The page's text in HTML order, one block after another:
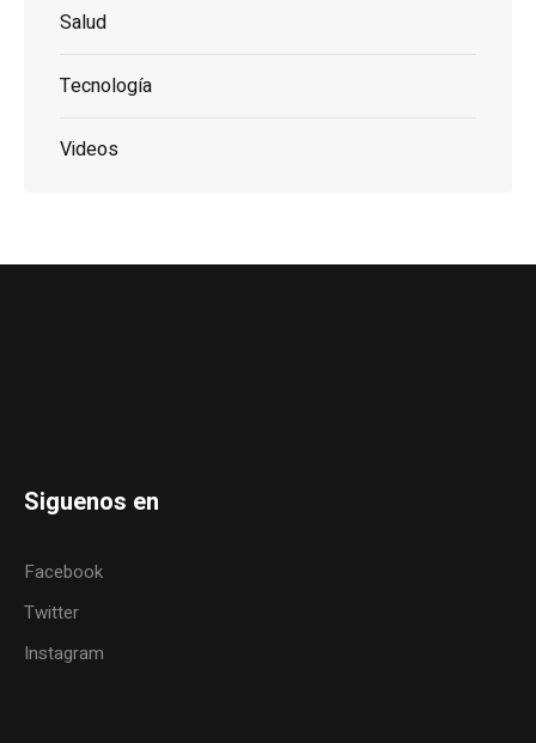
Salud
Tecnología
Videos
Siguenos en
Facebook
Twitter
Instagram